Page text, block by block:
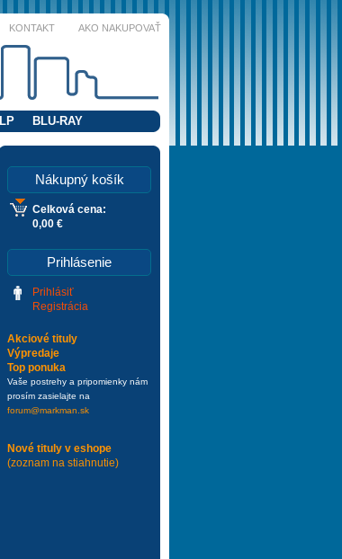
KONTAKT AKO NAKUPOVAŤ
LP BLU-RAY
Nákupný košík
Celková cena:
0,00 €
Prihlásenie
Prihlásiť
Registrácia
Akciové tituly
Výpredaje
Top ponuka
Vaše postrehy a pripomienky nám
prosím zasielajte na
forum@markman.sk
Nové tituly v eshope
(zoznam na stiahnutie)